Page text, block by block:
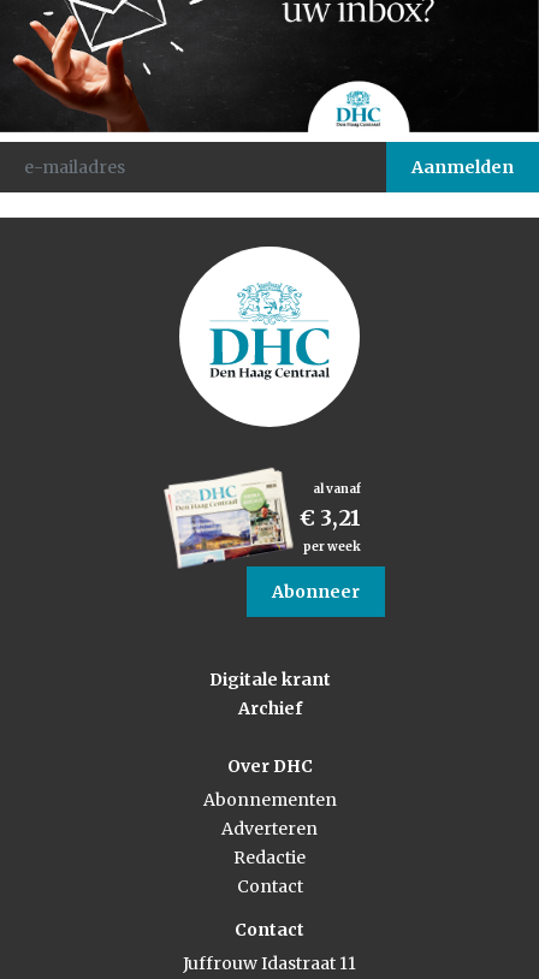
al vanaf
€ 3,21
per week
Abonneer
Digitale krant
Archief
Over DHC
Abonnementen
Adverteren
Redactie
Contact
Contact
Juffrouw Idastraat 11